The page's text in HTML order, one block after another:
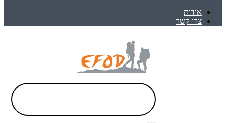
אודות
צרו קשר